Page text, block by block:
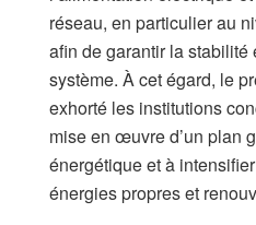
réseau, en particulier au
afin de garantir la stabilité
système. À cet égard, le
exhorté les institutions
mise en œuvre d’un plan
énergétique et à
énergies propres et